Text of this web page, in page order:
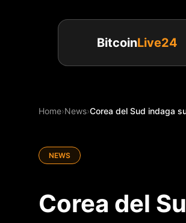
BitcoinLive24
Home›News›Corea del Sud indaga
NEWS
Corea del